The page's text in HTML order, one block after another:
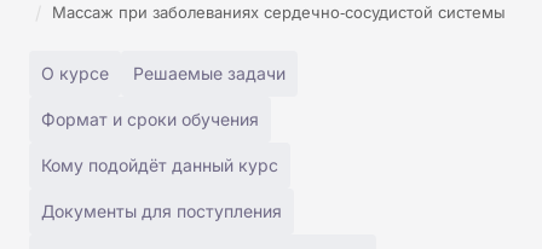
/ Массаж при заболеваниях сердечно‑сосудистой системы
О курсе Решаемые задачи
Формат и сроки обучения
Кому подойдёт данный курс
Документы для поступления